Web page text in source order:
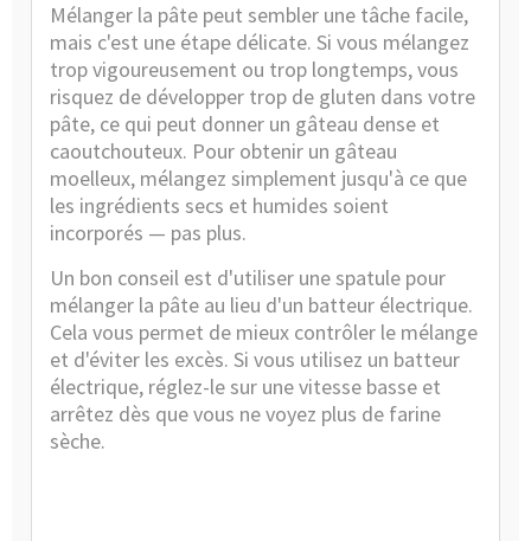
Mélanger la pâte peut sembler une tâche facile,
mais c'est une étape délicate. Si vous mélangez
trop vigoureusement ou trop longtemps, vous
risquez de développer trop de gluten dans votre
pâte, ce qui peut donner un gâteau dense et
caoutchouteux. Pour obtenir un gâteau
moelleux, mélangez simplement jusqu'à ce que
les ingrédients secs et humides soient
incorporés — pas plus.
Un bon conseil est d'utiliser une spatule pour
mélanger la pâte au lieu d'un batteur électrique.
Cela vous permet de mieux contrôler le mélange
et d'éviter les excès. Si vous utilisez un batteur
électrique, réglez-le sur une vitesse basse et
arrêtez dès que vous ne voyez plus de farine
sèche.